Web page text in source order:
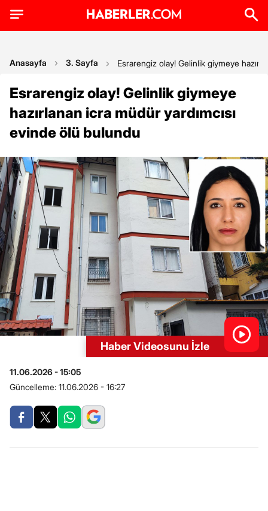
Anasayfa 3. Sayfa Esrarengiz olay! Gelinlik giymeye
Esrarengiz olay! Gelinlik giymeye
hazırlanan icra müdür yardımcısı
evinde ölü bulundu
Haber Videosunu İzle
11.06.2026 - 15:05
Güncelleme: 11.06.2026 - 16:27